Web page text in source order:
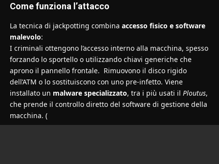
Come funziona l’attacco
La tecnica di jackpotting combina accesso fisico e software
malevolo:
I criminali ottengono l’accesso interno alla macchina, spesso
forzando lo sportello o utilizzando chiavi generiche che
aprono il pannello frontale. Rimuovono il disco rigido
dell’ATM o lo sostituiscono con uno pre-infetto. Viene
installato un malware specializzato, tra i più usati il Ploutus,
che prende il controllo diretto del software di gestione della
macchina. (